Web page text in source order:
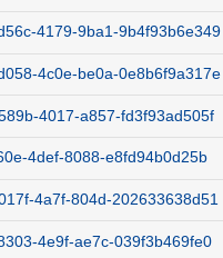
4179-9ba1-9b4f93b6e349
4c0e-be0a-0e8b6f9a317e
4017-a857-fd3f93ad505f
4def-8088-e8fd94b0d25b
4a7f-804d-202633638d51
4e9f-ae7c-039f3b469fe0